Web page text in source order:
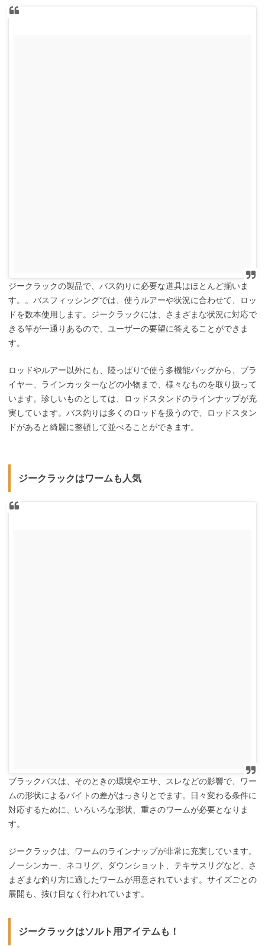
ジークラックの製品で、バス釣りに必要な道具はほとんど揃いま
す。。バスフィッシングでは、使うルアーや状況に合わせて、ロッ
ドを数本使用します。ジークラックには、さまざまな状況に対応で
きる竿が一通りあるので、ユーザーの要望に答えることができま
す。
ロッドやルアー以外にも、陸っぱりで使う多機能バッグから、プラ
イヤー、ラインカッターなどの小物まで、様々なものを取り扱って
います。珍しいものとしては、ロッドスタンドのラインナップが充
実しています。バス釣りは多くのロッドを扱うので、ロッドスタン
ドがあると綺麗に整頓して並べることができます。
ジークラックはワームも人気
ブラックバスは、そのときの環境やエサ、スレなどの影響で、ワー
ムの形状によるバイトの差がはっきりとでます。日々変わる条件に
対応するために、いろいろな形状、重さのワームが必要となりま
す。
ジークラックは、ワームのラインナップが非常に充実しています。
ノーシンカー、ネコリグ、ダウンショット、テキサスリグなど、さ
まざまな釣り方に適したワームが用意されています。サイズごとの
展開も、抜け目なく行われています。
ジークラックはソルト用アイテムも！